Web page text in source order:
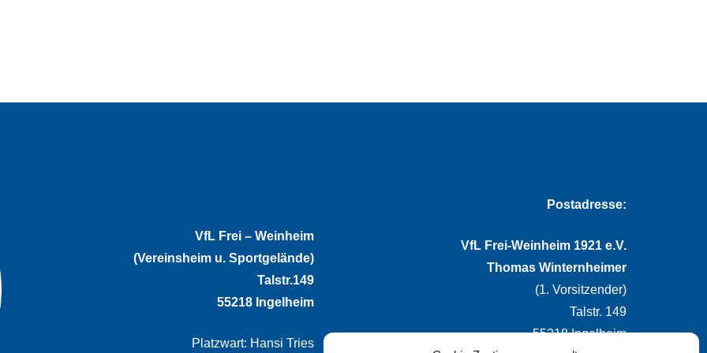
VfL Frei – Weinheim
(Vereinsheim u. Sportgelände)
Talstr.149
55218 Ingelheim
Platzwart: Hansi Tries
Postadresse:
VfL Frei-Weinheim 1921 e.V.
Thomas Winternheimer
(1. Vorsitzender)
Talstr. 149
55218 Ingelheim